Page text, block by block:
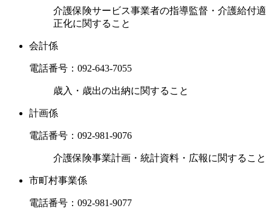
介護保険サービス事業者の指導監督・介護給付適
正化に関すること
会計係
電話番号： 092-643-7055
歳入・歳出の出納に関すること
計画係
電話番号： 092-981-9076
介護保険事業計画・統計資料・広報に関すること
市町村事業係
電話番号： 092-981-9077